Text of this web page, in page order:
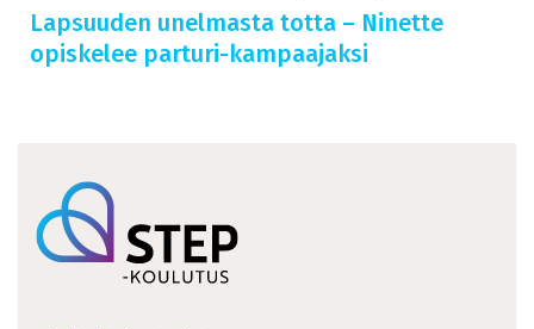
Lapsuuden unelmasta totta – Ninette
opiskelee parturi-kampaajaksi